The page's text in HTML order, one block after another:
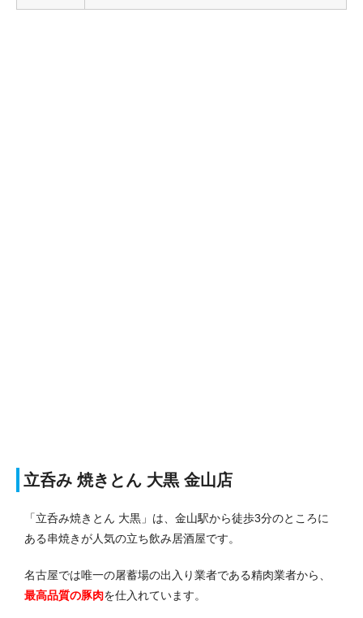
立呑み 焼きとん 大黒 金山店
「立呑み焼きとん 大黒」は、金山駅から徒歩3分のところに
ある串焼きが人気の立ち飲み居酒屋です。
名古屋では唯一の屠蓄場の出入り業者である精肉業者から、
最高品質の豚肉を仕入れています。